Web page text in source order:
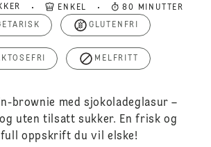
ENKEL 80 MINUTTER
GLUTENFRI
MELFRITT
brownie med sjokoladeglasur –
uten tilsatt sukker. En frisk og
oppskrift du vil elske!